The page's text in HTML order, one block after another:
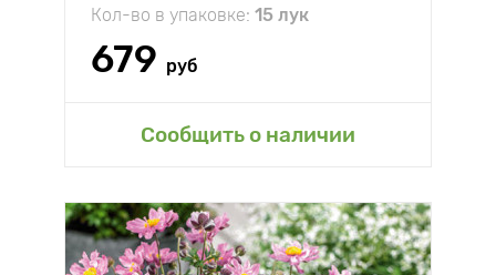
Кол-во в упаковке: 15 лук
679 руб
Сообщить о наличии